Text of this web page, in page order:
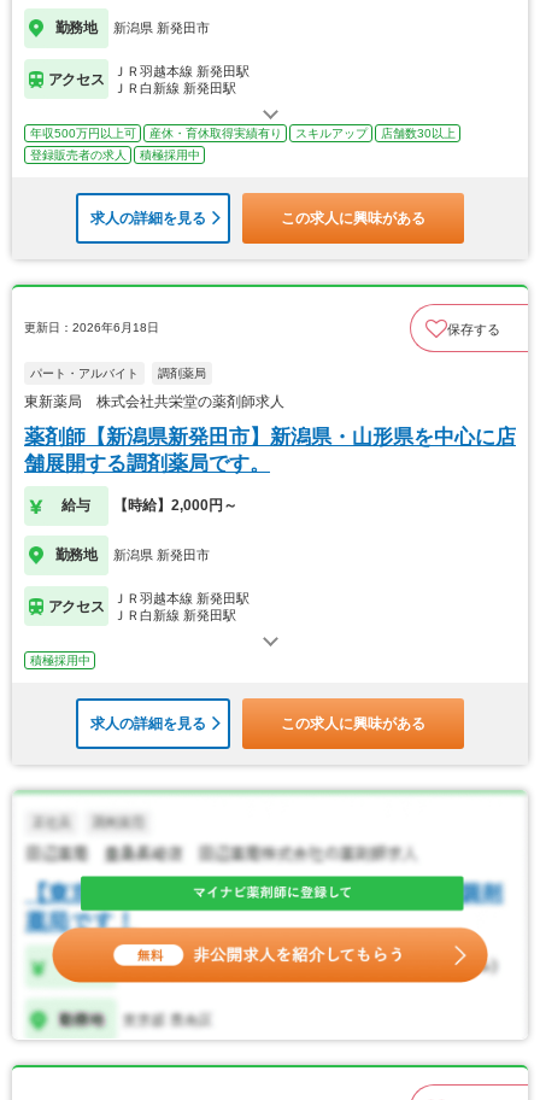
勤務地 新潟県 新発田市
アクセス
ＪＲ羽越本線 新発田駅
ＪＲ白新線 新発田駅
年収500万円以上可 産休・育休取得実績有り スキルアップ
店舗数30以上
登録販売者の求人
積極採用中
求人の詳細を見る この求人に興味がある
更新日：2026年6月18日 保存する
パート・アルバイト 調剤薬局
東新薬局 株式会社共栄堂の薬剤師求人
薬剤師【新潟県新発田市】新潟県・山形県を中心に店
舗展開する調剤薬局です。
給与 【時給】2,000円～
勤務地 新潟県 新発田市
アクセス
ＪＲ羽越本線 新発田駅
ＪＲ白新線 新発田駅
積極採用中
求人の詳細を見る この求人に興味がある